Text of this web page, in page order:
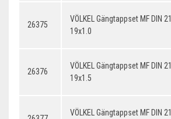
26375
VÖLKEL Gängtappset MF DIN
19x1.0
26376
VÖLKEL Gängtappset MF DIN
19x1.5
VÖLKEL Gängtappset MF DIN